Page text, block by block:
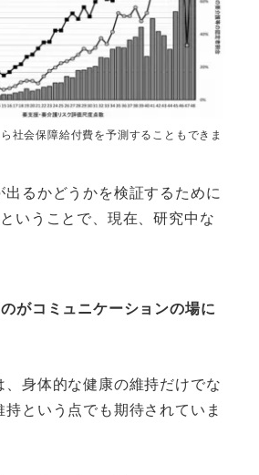
社会保障給付費を予測することもできま
出るかどうかを検証するために
いうことで、現在、研究中な
がコミュニケーションの場に
、身体的な健康の維持だけでな
持という点でも期待されていま